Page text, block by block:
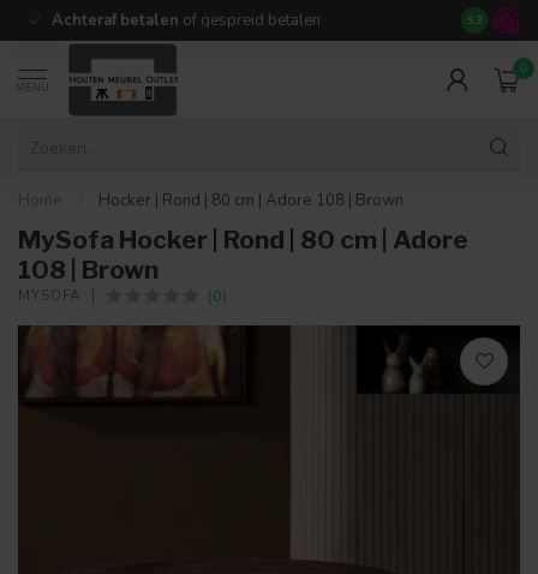
Achteraf betalen of gespreid betalen 14 dagen
9.3
MENU
0
Home Hocker | Rond | 80 cm | Adore 108 | Brown
MySofa Hocker | Rond | 80 cm | Adore
108 | Brown
MYSOFA (0)